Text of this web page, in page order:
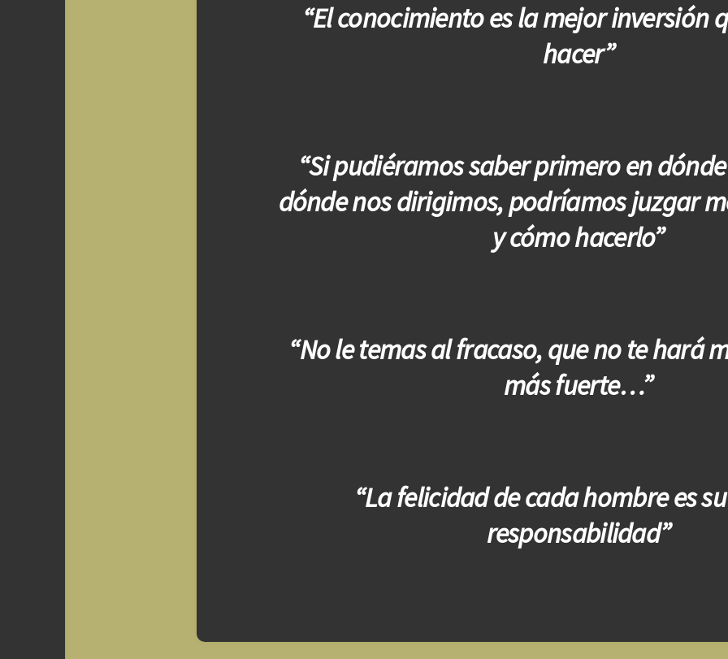
“El conocimiento es la mejor inversión
hacer”
“Si pudiéramos saber primero en
dónde nos dirigimos, podríamos juzgar
y cómo hacerlo”
“No le temas al fracaso, que no te hará
más fuerte…”
“La felicidad de cada hombre es
responsabilidad”